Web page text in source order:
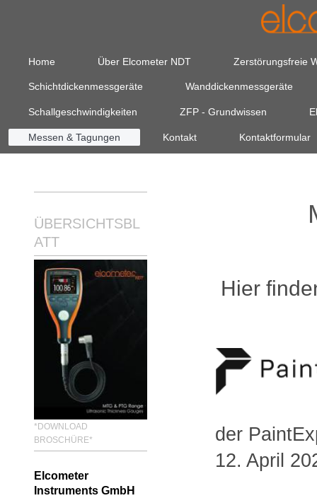
Home Über Elcometer NDT Zerstörungsfreie
Schichtdickenmessgeräte Wanddickenmessgeräte
Schallgeschwindigkeiten ZFP - Grundwissen
Messen & Tagungen Kontakt Kontaktformular
Hier
der
12. April
ÜBERSICHTSBL
ATT
*DOWNLOAD
BROSCHÜRE*
Elcometer
Instruments GmbH